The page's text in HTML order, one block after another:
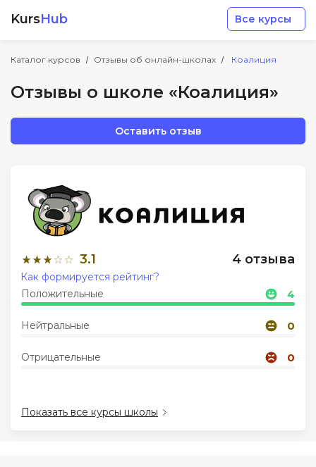
KursHub Все курсы
Каталог курсов Отзывы об онлайн-школах Коалиция
Отзывы о школе «Коалиция»
Оставить отзыв
3.1 4 отзыва
Положительные 4
Нейтральные 0
Отрицательные 0
Как формируется рейтинг?
Показать все курсы школы
Маркетинг
Дизайн
Аналитика
Менеджмент